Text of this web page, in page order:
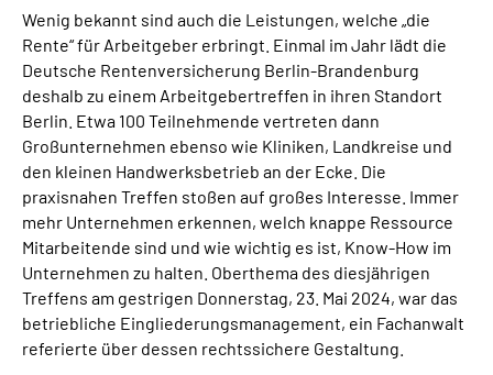
Wenig bekannt sind auch die Leistungen, welche „die
Rente“ für Arbeitgeber erbringt. Einmal im Jahr lädt die
Deutsche Rentenversicherung Berlin-Brandenburg
deshalb zu einem Arbeitgebertreffen in ihren Standort
Berlin. Etwa 100 Teilnehmen­de vertreten dann
Großunternehmen ebenso wie Kliniken, Landkreise und
den kleinen Handwerksbetrieb an der Ecke. Die
praxisnahen Treffen stoßen auf großes Interesse. Immer
mehr Unternehmen erkennen, welch knappe Ressource
Mitarbei­tende sind und wie wichtig es ist, Know-How im
Unternehmen zu halten. Oberthema des diesjährigen
Treffens am gestrigen Donnerstag, 23. Mai 2024, war das
betrieb­liche Eingliederungsmanagement, ein Fachanwalt
referierte über dessen rechtssi­chere Gestaltung.